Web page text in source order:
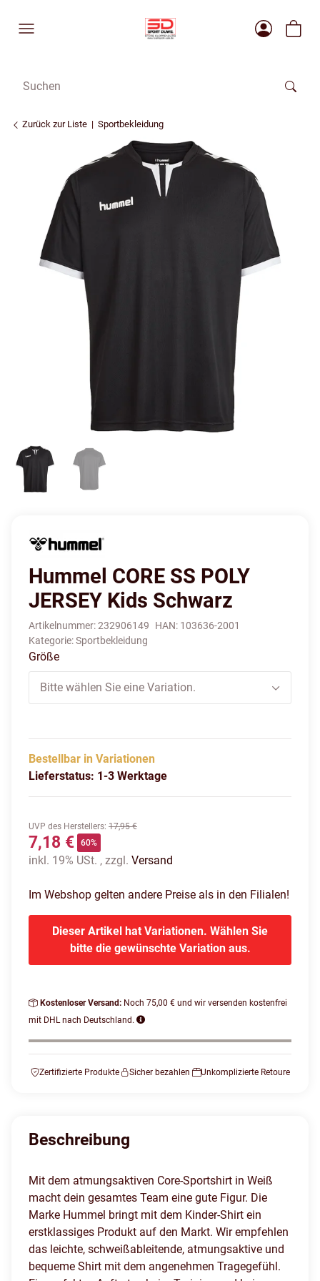
Zurück zur Liste Sportbekleidung
Hummel CORE SS POLY
JERSEY Kids Schwarz
Artikelnummer:232906149 HAN: 103636-2001
Kategorie:Sportbekleidung
Größe
Bitte wählen Sie eine Variation.
Bestellbar in Variationen
Lieferstatus: 1-3 Werktage
UVP des Herstellers: 17,95 €
7,18 € 60%
inkl. 19% USt. , zzgl. Versand
Im Webshop gelten andere Preise als in den Filialen!
Dieser Artikel hat Variationen. Wählen Sie
bitte die gewünschte Variation aus.
Kostenloser Versand: Noch 75,00 € und wir versenden kostenfrei
mit DHL nach Deutschland.
Zertifizierte Produkte Sicher bezahlen Unkomplizierte Retoure
Beschreibung
Mit dem atmungsaktiven Core-Sportshirt in Weiß
macht dein gesamtes Team eine gute Figur. Die
Marke Hummel bringt mit dem Kinder-Shirt ein
erstklassiges Produkt auf den Markt. Wir empfehlen
das leichte, schweißableitende, atmungsaktive und
bequeme Shirt mit dem angenehmen Tragegefühl.